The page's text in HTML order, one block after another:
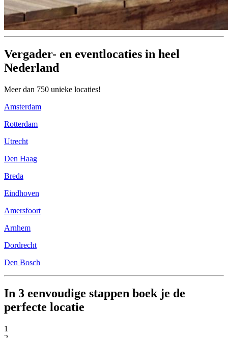
Vergader- en eventlocaties in heel
Nederland
Meer dan 750 unieke locaties!
Amsterdam
Rotterdam
Utrecht
Den Haag
Breda
Eindhoven
Amersfoort
Arnhem
Dordrecht
Den Bosch
In 3 eenvoudige stappen boek je de
perfecte locatie
1